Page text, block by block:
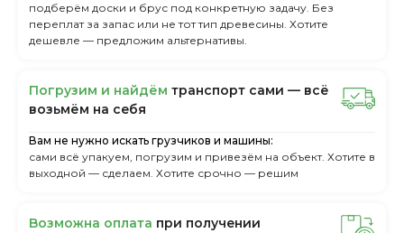
подберём доски и брус под конкретную задачу. Без
переплат за запас или не тот тип древесины. Хотите
дешевле — предложим альтернативы.
Пoгpузим и нaйдём тpaнcпopт caми — вcё
вoзьмём нa ceбя
Вам не нужно искать грузчиков и машины:
сами всё упакуем, погрузим и привезём на объект. Хотите в
выходной — сделаем. Хотите срочно — решим
Boзмoжнa oплaтa пpи пoлучeнии